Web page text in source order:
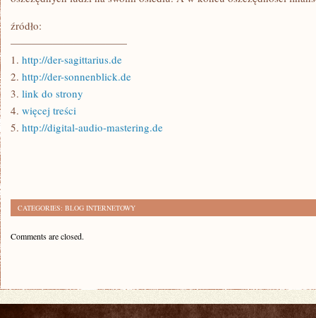
źródło:
———————————
1. http://der-sagittarius.de
2. http://der-sonnenblick.de
3. link do strony
4. więcej treści
5. http://digital-audio-mastering.de
CATEGORIES: BLOG INTERNETOWY
Comments are closed.